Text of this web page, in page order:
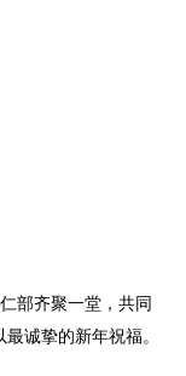
部齐聚一堂，共同
诚挚的新年祝福。